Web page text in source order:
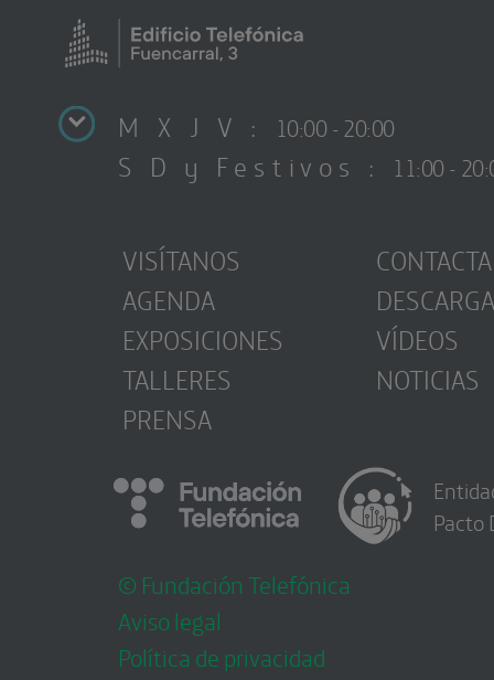
M X J V : 10:00 - 20:00
S D y Festivos : 11:00 -
VISÍTANOS
AGENDA
EXPOSICIONES
TALLERES
PRENSA
CONTACTA
VÍDEOS
NOTICIAS
© Fundación Telefónica
Aviso legal
Política de privacidad
Pacto